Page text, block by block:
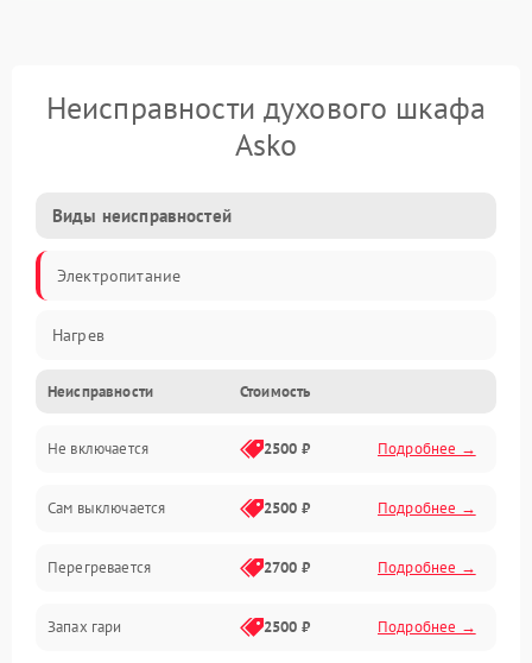
Неисправности духового шкафа
Asko
Виды неисправностей
Электропитание
Нагрев
Неисправности Стоимость
Не включается 2500 ₽ Подробнее →
Сам выключается 2500 ₽ Подробнее →
Перегревается 2700 ₽ Подробнее →
Запах гари 2500 ₽ Подробнее →